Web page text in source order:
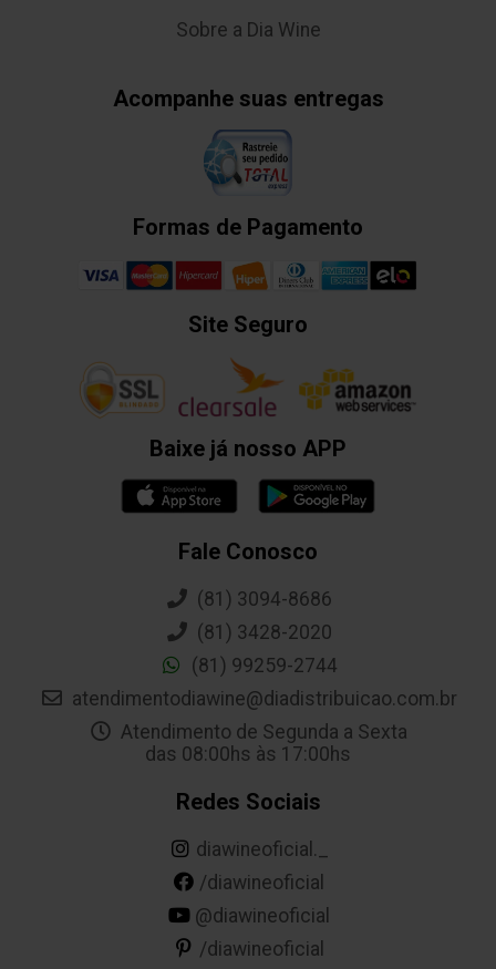
Sobre a Dia Wine
Acompanhe suas entregas
Formas de Pagamento
Site Seguro
Baixe já nosso APP
Fale Conosco
(81) 3094-8686
(81) 3428-2020
(81) 99259-2744
atendimentodiawine@diadistribuicao.com.br
Atendimento de Segunda a Sexta
das 08:00hs às 17:00hs
Redes Sociais
diawineoficial._
/diawineoficial
@diawineoficial
/diawineoficial